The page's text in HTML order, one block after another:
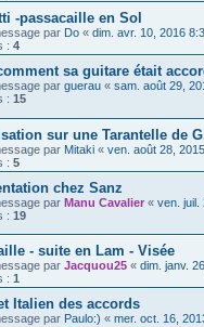
-passacaille en Sol
par Do « dim. avr. 10, 2016
: 4
sa guitare était
par guerau « sam. août 29,
: 15
sur une Tarantelle de
par Mitaki « ven. août 28,
: 5
chez Sanz
par Manu Cavalier « ven. juil.
: 19
- suite en Lam - Visée
par Jacquou25 « dim. janv.
: 1
Italien des accords
par Paulo:) « mer. oct. 16,